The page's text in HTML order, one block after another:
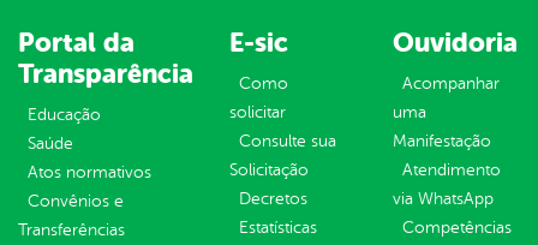
Portal da
Transparência
Educação
Saúde
Atos normativos
Convênios e
Transferências
E-sic
Como
solicitar
Consulte sua
Solicitação
Decretos
Estatísticas
Ouvidoria
Acompanhar
uma
Manifestação
Atendimento
via WhatsApp
Competências